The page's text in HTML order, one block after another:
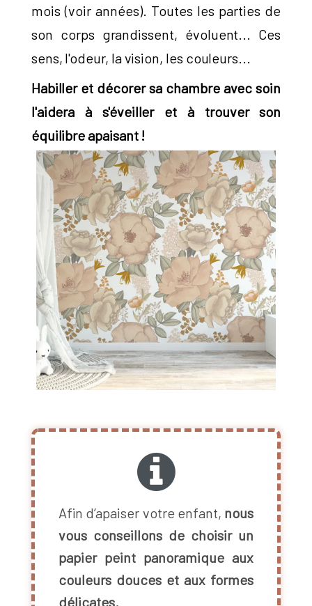
mois (voir années). Toutes les parties de
son corps grandissent, évoluent... Ces
sens, l'odeur, la vision, les couleurs...
Habiller et décorer sa chambre avec soin
l'aidera à s'éveiller et à trouver son
équilibre apaisant !
Afin d’apaiser votre enfant, nous
vous conseillons de choisir un
papier peint panoramique aux
couleurs douces et aux formes
délicates.